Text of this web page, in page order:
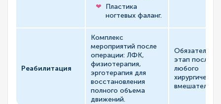
Пластика
ногтевых фаланг.
Реабилитация
Комплекс
мероприятий после
операции: ЛФК,
физиотерапия,
эрготерапия для
восстановления
полного объема
движений.
этап после
любого